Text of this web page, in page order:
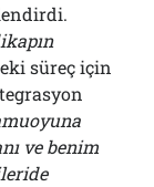
süreç için
ve benim